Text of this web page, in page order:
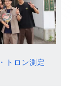
トロン測定